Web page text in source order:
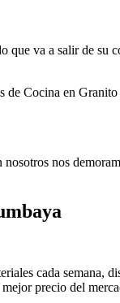
va a salir de su
Cocina en
nos
cada semana,
precio del